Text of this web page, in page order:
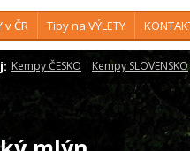
v ČR Tipy na VÝLETY
Kempy ČESKO Kempy SLOVENSKO